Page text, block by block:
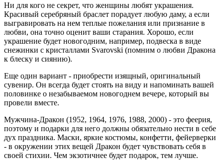
Ни для кого не секрет, что женщины любят украшения.
Красивый серебряный браслет порадует любую даму, а если
выгравировать на нем теплые пожелания или признание в
любви, она точно оценит ваши старания. Хорошо, если
украшение будет новогодним, например, подвеска в виде
снежинки с кристаллами Svarovski (помним о любви Дракона
к блеску и сиянию).
Еще один вариант - приобрести изящный, оригинальный
сувенир. Он всегда будет стоять на виду и напоминать вашей
половинке о незабываемом новогоднем вечере, который вы
провели вместе.
Мужчина-Дракон (1952, 1964, 1976, 1988, 2000) - это феерия,
поэтому и подарки для него должны обязательно нести в себе
дух праздника. Маски, яркие костюмы, конфетти, фейерверки
- в окружении этих вещей Дракон будет чувствовать себя в
своей стихии. Чем экзотичнее будет подарок, тем лучше.